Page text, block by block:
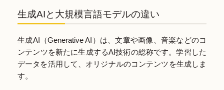
生成AIと大規模言語モデルの違い
生成AI（Generative AI）は、文章や画像、音楽などのコ
ンテンツを新たに生成するAI技術の総称です。学習した
データを活用して、オリジナルのコンテンツを生成しま
す。